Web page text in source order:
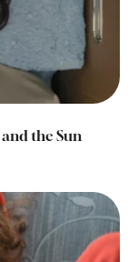
the Sun